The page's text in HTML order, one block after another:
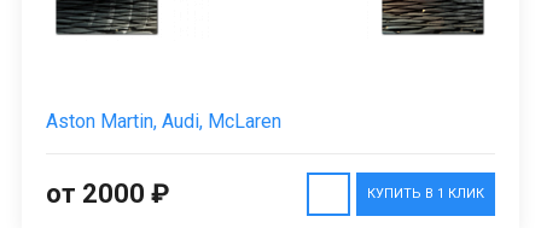
Aston Martin, Audi, McLaren
КУПИТЬ В 1 КЛИК
от 2000 ₽